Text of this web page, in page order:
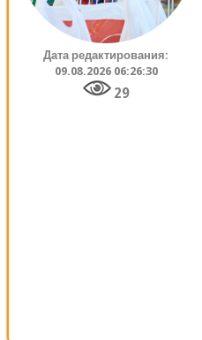
Дата редактирования:
09.08.2026 06:26:30
29